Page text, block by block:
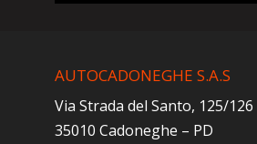
AUTOCADONEGHE S.A.S
Via Strada del Santo, 125/126
35010 Cadoneghe – PD